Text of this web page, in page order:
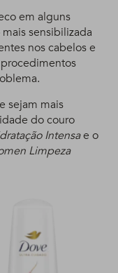
em alguns
sensibilizada
nos cabelos e
sejam mais
do couro
Intensae o
Limpeza